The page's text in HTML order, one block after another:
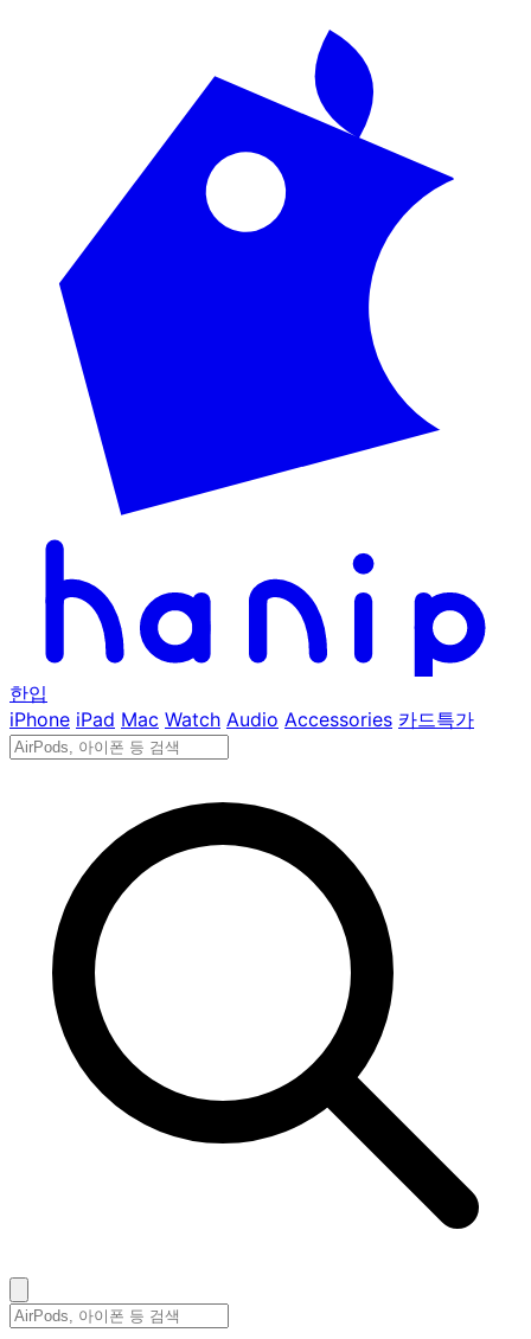
한입
iPhone iPad Mac Watch Audio Accessories 카드특가